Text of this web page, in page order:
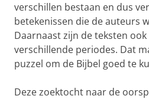
verschillen bestaan en dus
betekenissen die de auteurs
Daarnaast zijn de teksten
verschillende periodes. Dat
puzzel om de Bijbel goed te
Deze zoektocht naar de